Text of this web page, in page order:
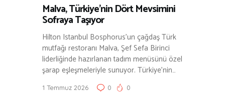
Malva, Türkiye’nin Dört Mevsimini
Sofraya Taşıyor
Hilton Istanbul Bosphorus’un çağdaş Türk
mutfağı restoranı Malva, Şef Sefa Birinci
liderliğinde hazırlanan tadım menüsünü özel
şarap eşleşmeleriyle sunuyor. Türkiye’nin…
1 Temmuz 2026 0 0